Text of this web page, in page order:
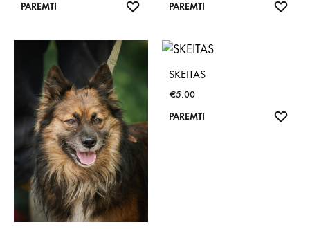
PAREMTI
PAREMTI
SKEITAS
€5.00
PAREMTI